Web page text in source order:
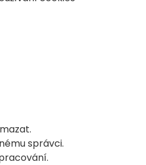
správci.